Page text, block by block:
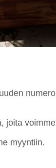
joita
myyntiin.